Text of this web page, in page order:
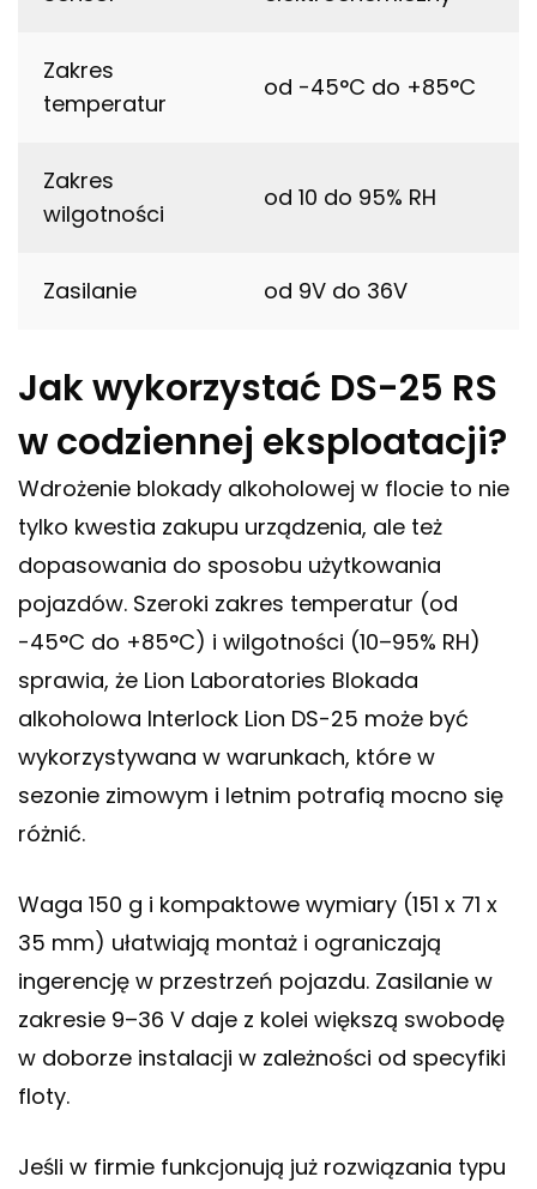
Zakres
temperatur
od -45°C do +85°C
Zakres
wilgotności
od 10 do 95% RH
Zasilanie od 9V do 36V
Jak wykorzystać DS-25 RS
w codziennej eksploatacji?
Wdrożenie blokady alkoholowej w flocie to nie
tylko kwestia zakupu urządzenia, ale też
dopasowania do sposobu użytkowania
pojazdów. Szeroki zakres temperatur (od
-45°C do +85°C) i wilgotności (10–95% RH)
sprawia, że Lion Laboratories Blokada
alkoholowa Interlock Lion DS-25 może być
wykorzystywana w warunkach, które w
sezonie zimowym i letnim potrafią mocno się
różnić.
Waga 150 g i kompaktowe wymiary (151 x 71 x
35 mm) ułatwiają montaż i ograniczają
ingerencję w przestrzeń pojazdu. Zasilanie w
zakresie 9–36 V daje z kolei większą swobodę
w doborze instalacji w zależności od specyfiki
floty.
Jeśli w firmie funkcjonują już rozwiązania typu